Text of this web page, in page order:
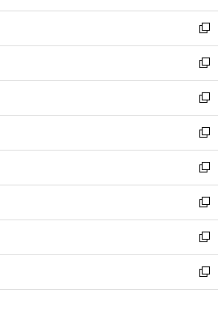
ウ
で
開
く
ン
ド
ウ
で
開
く
ウ
ィ
ン
ド
ウ
で
開
く
し
い
ウ
ィ
ン
ド
ウ
で
開
く
新
し
い
ウ
ィ
ン
ド
ウ
で
開
く
新
し
い
ウ
ィ
ン
ド
ウ
で
開
く
新
し
い
ウ
ィ
ン
ド
ウ
で
開
く
新
し
い
ウ
ィ
ン
ド
ウ
で
開
新
し
い
ウ
ィ
ン
ド
ウ
新
し
い
ウ
ィ
ン
新
し
い
ウ
新
し